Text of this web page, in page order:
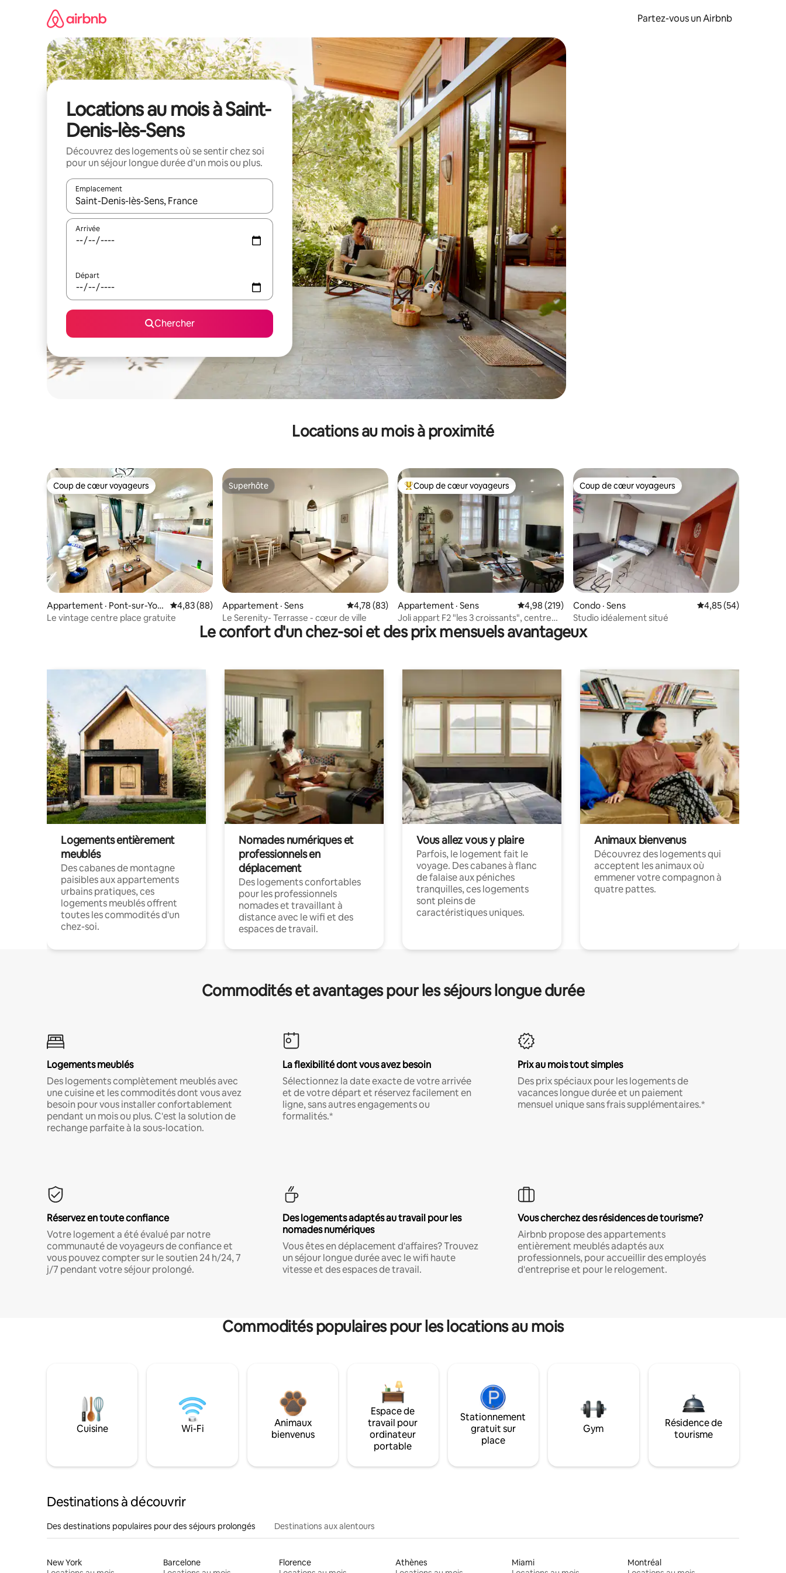
Partez-vous un Airbnb
Locations au mois à Saint-
Denis-lès-Sens
Découvrez des logements où se sentir chez soi
pour un séjour longue durée d’un mois ou plus.
Emplacement
Quand les résultats sont affichés, parcourez-les en utilisant les flèches vers le haut et vers le bas, ou en appuyant dessus et en les faisant glisser.
Arrivée
Départ
Chercher
Locations au mois à proximité
Coup de cœur voyageurs
Coup de cœur voyageurs
Appartement · Pont-sur-Yon
ne
Note moyenne de 4,83 sur 5, 88 commentaires
4,83 (88)
Le vintage centre place gratuite
Superhôte
Superhôte
Appartement · Sens Note moyenne de 4,78 sur 5, 83 commentaires
4,78 (83)
Le Serenity- Terrasse - cœur de ville
Coup de cœur voyageurs parmi les plus aimés
Coup de cœur voyageurs
Appartement · Sens Note moyenne de 4,98 sur 5, 219 commentaires
4,98 (219)
Joli appart F2 "les 3 croissants", centre
ville
Coup de cœur voyageurs
Coup de cœur voyageurs
Condo · Sens Note moyenne de
4,85 (54)
Studio idéalement situé
Le confort d'un chez-soi et des prix mensuels avantageux
Logements entièrement
meublés
Des cabanes de montagne
paisibles aux appartements
urbains pratiques, ces
logements meublés offrent
toutes les commodités d'un
chez-soi.
Nomades numériques et
professionnels en
déplacement
Des logements confortables
pour les professionnels
nomades et travaillant à
distance avec le wifi et des
espaces de travail.
Vous allez vous y plaire
Parfois, le logement fait le
voyage. Des cabanes à flanc
de falaise aux péniches
tranquilles, ces logements
sont pleins de
caractéristiques uniques.
Animaux bienvenus
Découvrez des logements qui
acceptent les animaux où
emmener votre compagnon à
quatre pattes.
Commodités et avantages pour les séjours longue durée
Logements meublés
Des logements complètement meublés avec
une cuisine et les commodités dont vous avez
besoin pour vous installer confortablement
pendant un mois ou plus. C'est la solution de
rechange parfaite à la sous-location.
La flexibilité dont vous avez besoin
Sélectionnez la date exacte de votre arrivée
et de votre départ et réservez facilement en
ligne, sans autres engagements ou
formalités.*
Prix au mois tout simples
Des prix spéciaux pour les logements de
vacances longue durée et un paiement
mensuel unique sans frais supplémentaires.*
Réservez en toute confiance
Votre logement a été évalué par notre
communauté de voyageurs de confiance et
vous pouvez compter sur le soutien 24 h/24, 7
j/7 pendant votre séjour prolongé.
Des logements adaptés au travail pour les
nomades numériques
Vous êtes en déplacement d'affaires? Trouvez
un séjour longue durée avec le wifi haute
vitesse et des espaces de travail.
Vous cherchez des résidences de tourisme?
Airbnb propose des appartements
entièrement meublés adaptés aux
professionnels, pour accueillir des employés
d'entreprise et pour le relogement.
Commodités populaires pour les locations au mois
Cuisine Wi-Fi
Animaux
bienvenus
Espace de
travail pour
ordinateur
portable
Stationnement
gratuit sur
place
Gym
Résidence de
tourisme
Destinations à découvrir
Des destinations populaires pour des séjours prolongés Destinations aux alentours
New York
Barcelone
Florence
Athènes
Miami
Montréal